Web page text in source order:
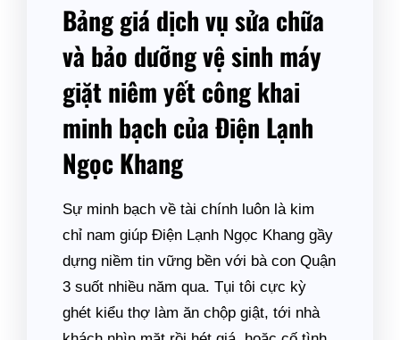
Bảng giá dịch vụ sửa chữa
và bảo dưỡng vệ sinh máy
giặt niêm yết công khai
minh bạch của Điện Lạnh
Ngọc Khang
Sự minh bạch về tài chính luôn là kim
chỉ nam giúp Điện Lạnh Ngọc Khang gầy
dựng niềm tin vững bền với bà con Quận
3 suốt nhiều năm qua. Tụi tôi cực kỳ
ghét kiểu thợ làm ăn chộp giật, tới nhà